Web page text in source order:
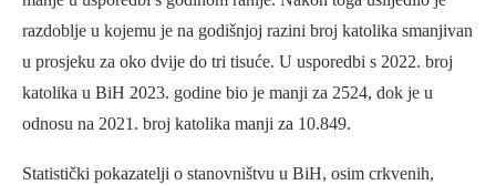
razdoblje u kojemu je na godišnjoj razini broj katolika smanjivan
u prosjeku za oko dvije do tri tisuće. U usporedbi s 2022. broj
katolika u BiH 2023. godine bio je manji za 2524, dok je u
odnosu na 2021. broj katolika manji za 10.849.
Statistički pokazatelji o stanovništvu u BiH, osim crkvenih,